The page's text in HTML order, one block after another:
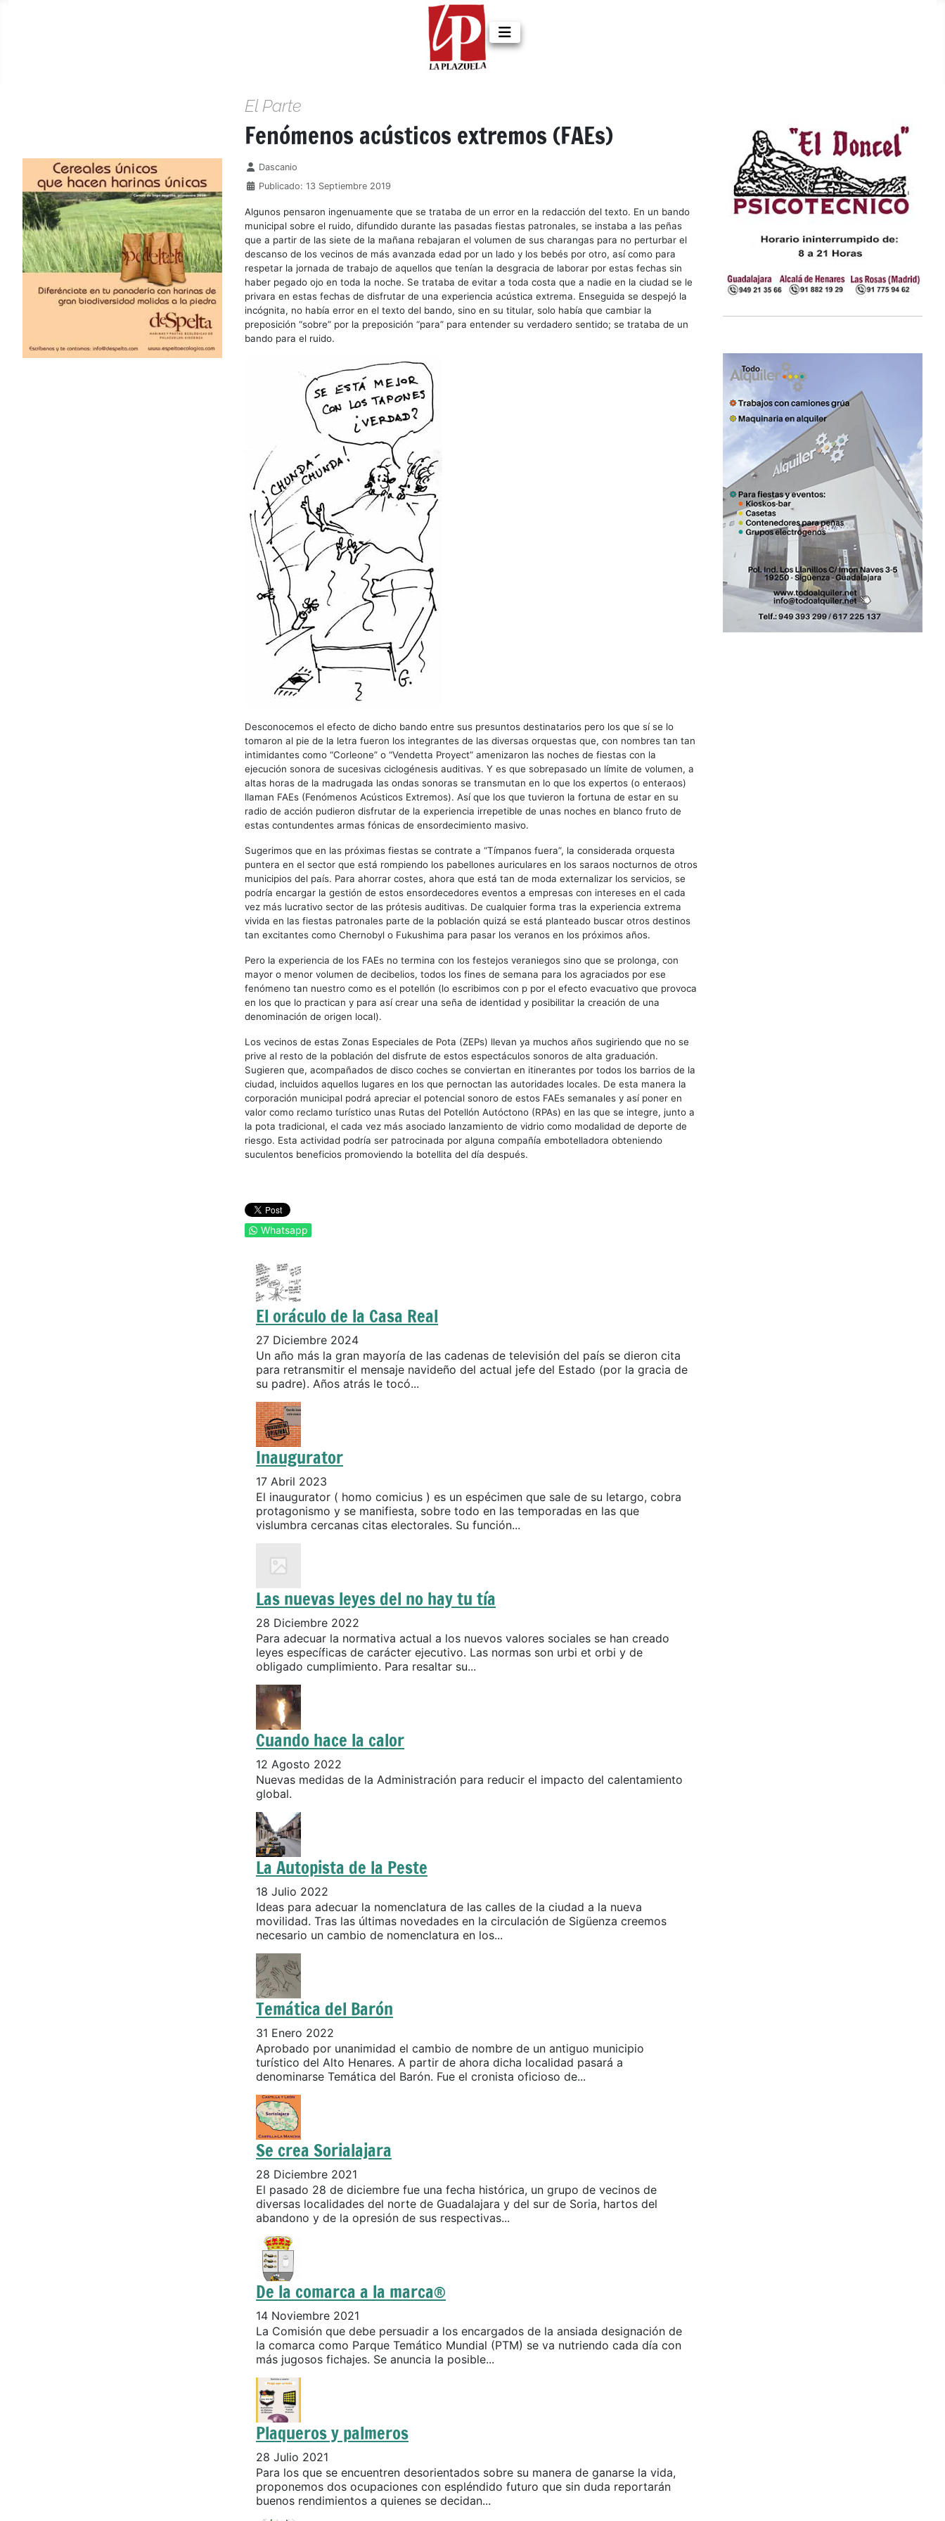
El Parte
Fenómenos acústicos extremos (FAEs)
Detalles
Dascanio
Publicado: 13 Septiembre 2019
Algunos pensaron ingenuamente que se trataba de un error en la redacción del texto. En un bando
municipal sobre el ruido, difundido durante las pasadas fiestas patronales, se instaba a las peñas
que a partir de las siete de la mañana rebajaran el volumen de sus charangas para no perturbar el
descanso de los vecinos de más avanzada edad por un lado y los bebés por otro, así como para
respetar la jornada de trabajo de aquellos que tenían la desgracia de laborar por estas fechas sin
haber pegado ojo en toda la noche. Se trataba de evitar a toda costa que a nadie en la ciudad se le
privara en estas fechas de disfrutar de una experiencia acústica extrema. Enseguida se despejó la
incógnita, no había error en el texto del bando, sino en su titular, solo había que cambiar la
preposición “sobre” por la preposición “para” para entender su verdadero sentido; se trataba de un
bando para el ruido.
Desconocemos el efecto de dicho bando entre sus presuntos destinatarios pero los que sí se lo
tomaron al pie de la letra fueron los integrantes de las diversas orquestas que, con nombres tan tan
intimidantes como “Corleone” o “Vendetta Proyect” amenizaron las noches de fiestas con la
ejecución sonora de sucesivas ciclogénesis auditivas. Y es que sobrepasado un límite de volumen, a
altas horas de la madrugada las ondas sonoras se transmutan en lo que los expertos (o enteraos)
llaman FAEs (Fenómenos Acústicos Extremos). Así que los que tuvieron la fortuna de estar en su
radio de acción pudieron disfrutar de la experiencia irrepetible de unas noches en blanco fruto de
estas contundentes armas fónicas de ensordecimiento masivo.
Sugerimos que en las próximas fiestas se contrate a “Tímpanos fuera”, la considerada orquesta
puntera en el sector que está rompiendo los pabellones auriculares en los saraos nocturnos de otros
municipios del país. Para ahorrar costes, ahora que está tan de moda externalizar los servicios, se
podría encargar la gestión de estos ensordecedores eventos a empresas con intereses en el cada
vez más lucrativo sector de las prótesis auditivas. De cualquier forma tras la experiencia extrema
vivida en las fiestas patronales parte de la población quizá se está planteado buscar otros destinos
tan excitantes como Chernobyl o Fukushima para pasar los veranos en los próximos años.
Pero la experiencia de los FAEs no termina con los festejos veraniegos sino que se prolonga, con
mayor o menor volumen de decibelios, todos los fines de semana para los agraciados por ese
fenómeno tan nuestro como es el potellón (lo escribimos con p por el efecto evacuativo que provoca
en los que lo practican y para así crear una seña de identidad y posibilitar la creación de una
denominación de origen local).
Los vecinos de estas Zonas Especiales de Pota (ZEPs) llevan ya muchos años sugiriendo que no se
prive al resto de la población del disfrute de estos espectáculos sonoros de alta graduación.
Sugieren que, acompañados de disco coches se conviertan en itinerantes por todos los barrios de la
ciudad, incluidos aquellos lugares en los que pernoctan las autoridades locales. De esta manera la
corporación municipal podrá apreciar el potencial sonoro de estos FAEs semanales y así poner en
valor como reclamo turístico unas Rutas del Potellón Autóctono (RPAs) en las que se integre, junto a
la pota tradicional, el cada vez más asociado lanzamiento de vidrio como modalidad de deporte de
riesgo. Esta actividad podría ser patrocinada por alguna compañía embotelladora obteniendo
suculentos beneficios promoviendo la botellita del día después.
Whatsapp
El oráculo de la Casa Real
27 Diciembre 2024
Un año más la gran mayoría de las cadenas de televisión del país se dieron cita
para retransmitir el mensaje navideño del actual jefe del Estado (por la gracia de
su padre). Años atrás le tocó...
Inaugurator
17 Abril 2023
El inaugurator ( homo comicius ) es un espécimen que sale de su letargo, cobra
protagonismo y se manifiesta, sobre todo en las temporadas en las que
vislumbra cercanas citas electorales. Su función...
Las nuevas leyes del no hay tu tía
28 Diciembre 2022
Para adecuar la normativa actual a los nuevos valores sociales se han creado
leyes específicas de carácter ejecutivo. Las normas son urbi et orbi y de
obligado cumplimiento. Para resaltar su...
Cuando hace la calor
12 Agosto 2022
Nuevas medidas de la Administración para reducir el impacto del calentamiento
global.
La Autopista de la Peste
18 Julio 2022
Ideas para adecuar la nomenclatura de las calles de la ciudad a la nueva
movilidad. Tras las últimas novedades en la circulación de Sigüenza creemos
necesario un cambio de nomenclatura en los...
Temática del Barón
31 Enero 2022
Aprobado por unanimidad el cambio de nombre de un antiguo municipio
turístico del Alto Henares. A partir de ahora dicha localidad pasará a
denominarse Temática del Barón. Fue el cronista oficioso de...
Se crea Sorialajara
28 Diciembre 2021
El pasado 28 de diciembre fue una fecha histórica, un grupo de vecinos de
diversas localidades del norte de Guadalajara y del sur de Soria, hartos del
abandono y de la opresión de sus respectivas...
De la comarca a la marca®
14 Noviembre 2021
La Comisión que debe persuadir a los encargados de la ansiada designación de
la comarca como Parque Temático Mundial (PTM) se va nutriendo cada día con
más jugosos fichajes. Se anuncia la posible...
Plaqueros y palmeros
28 Julio 2021
Para los que se encuentren desorientados sobre su manera de ganarse la vida,
proponemos dos ocupaciones con espléndido futuro que sin duda reportarán
buenos rendimientos a quienes se decidan...